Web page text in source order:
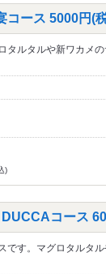
コース 5000円(
タルタルや新ワカメ
)
コース
です。マグロタルタ